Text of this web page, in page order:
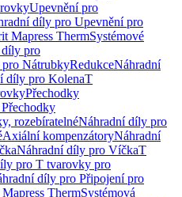
Upevnění pro
díly pro Upevnění pro
Mapress ThermSystémové
pro
NátrubkyRedukceNáhradní
díly pro KolenaT
Přechodky
rozebíratelnéNáhradní díly pro
Axiální kompenzátoryNáhradní
Náhradní díly pro VíčkaT
pro T tvarovky pro
díly pro Připojení pro
ThermSystémová